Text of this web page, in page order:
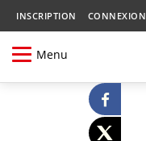
INSCRIPTION CONNEXION
Menu